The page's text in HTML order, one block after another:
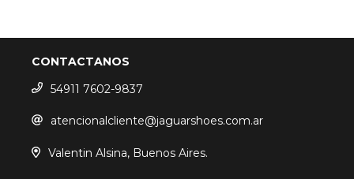
CONTACTANOS
54911 7602-9837
atencionalcliente@jaguarshoes.com.ar
Valentin Alsina, Buenos Aires.